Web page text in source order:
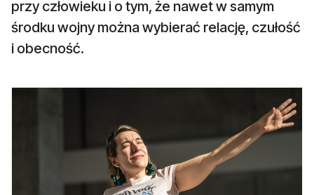
przy człowieku i o tym, że nawet w samym
środku wojny można wybierać relację, czułość
i obecność.